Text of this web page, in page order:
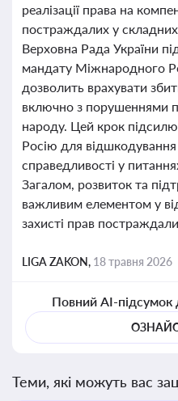
реалізації права на
постраждалих у
Верховна Рада України
мандату Міжнародного
дозволить врахувати
включно з порушеннями
народу. Цей крок
Росію для
справедливості у
Загалом, розвиток та
важливим елементом у
захисті прав
LIGA ZAKON, 18 травня 2026
Повний AI-підсумок
Теми, які можуть вас